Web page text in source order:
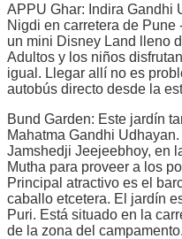
APPU Ghar: Indira Gandhi
Nigdi en carretera de Pune
un mini Disney Land lleno
Adultos y los niños
igual. Llegar allí no es
autobús directo desde la
Bund Garden: Este jardín
Mahatma Gandhi
Jamshedji Jeejeebhoy, en
Mutha para proveer a los
Principal atractivo es el
caballo etcetera. El jardín
Puri. Está situado en la
de la zona del campamento.